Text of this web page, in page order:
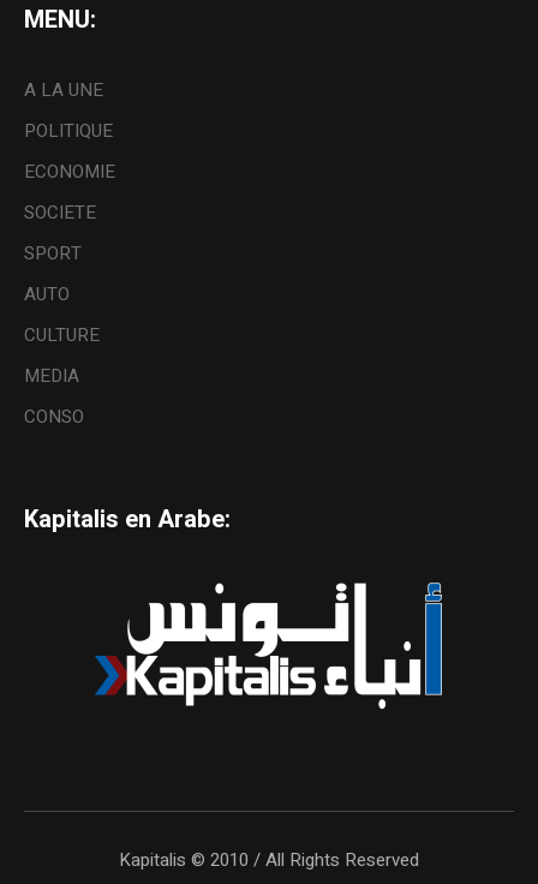
MENU:
A LA UNE
POLITIQUE
ECONOMIE
SOCIETE
SPORT
AUTO
CULTURE
MEDIA
CONSO
Kapitalis en Arabe:
Kapitalis © 2010 / All Rights Reserved